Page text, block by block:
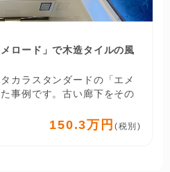
ロード」で木造タイルの風
カラスタンダードの「エメ
事例です。古い廊下をその
150.3万円 (税別)